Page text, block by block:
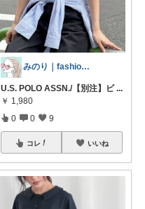
みのり｜fashion暮らしꕤ︎︎·͜·
U.S. POLO ASSN./【別注】ビ ...
￥ 1,980
0 0 9
コレ いいね